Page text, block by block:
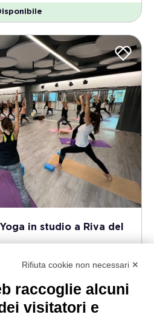
in studio a Riva del
i vostri muscoli
Rifiuta cookie non necessari ✕
raccoglie alcuni
visitatori e